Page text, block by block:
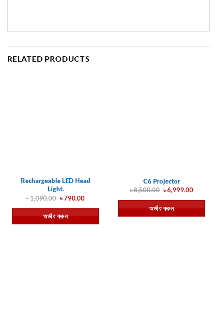
RELATED PRODUCTS
Rechargeable LED Head
Light.
৳1,090.00 Original
was:
৳ 1,090.00.
৳790.00Current
is:
৳ 790.00.
অর্ডার করুন
C6 Projector
৳8,500.00 Original
price
was:
৳ 8,500.00.
৳6,999.00Current
is:
৳
অর্ডার করুন